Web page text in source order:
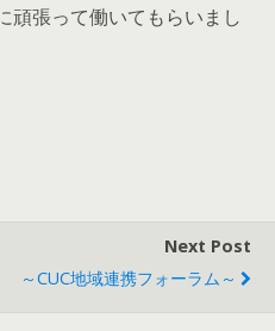
頑張って働いてもらいまし
Next Post
～CUC地域連携フォーラム～